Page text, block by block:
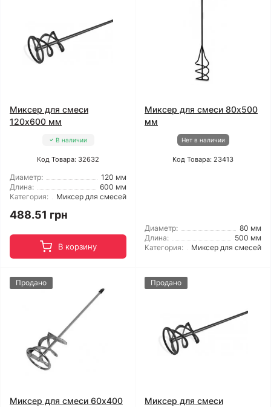
Миксер для смеси
120x600 мм
В наличии
Код Товара: 32632
Диаметр:
120 мм
Длина:
600 мм
Категория:
Миксер для смесей
488.51 грн
В корзину
Миксер для смеси 80x500
мм
Нет в наличии
Код Товара: 23413
Диаметр:
80 мм
Длина:
500 мм
Категория:
Миксер для смесей
Продано
Миксер для смеси 60x400
Продано
Миксер для смеси